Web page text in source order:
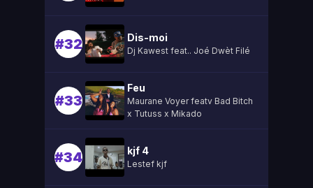
#32 Dis-moi
Dj Kawest feat.. Joé Dwèt Filé
#33
Feu
Maurane Voyer featv Bad Bitch
x Tutuss x Mikado
#34 kjf 4
Lestef kjf